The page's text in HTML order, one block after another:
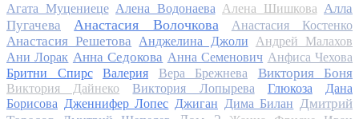
Агата Муцениеце Алена Водонаева Алена Шишкова Алла
Пугачева
Анастасия Волочкова Анастасия Костенко
Анастасия Решетова Анджелина Джоли
Андрей Малахов
Ани Лорак Анна Седокова Анна Семенович Анфиса Чехова
Бритни Спирс
Валерия Вера Брежнева Виктория Боня
Виктория Дайнеко Виктория Лопырева Глюкоза
Дана
Борисова Дженнифер Лопес Джиган Дима Билан Дмитрий